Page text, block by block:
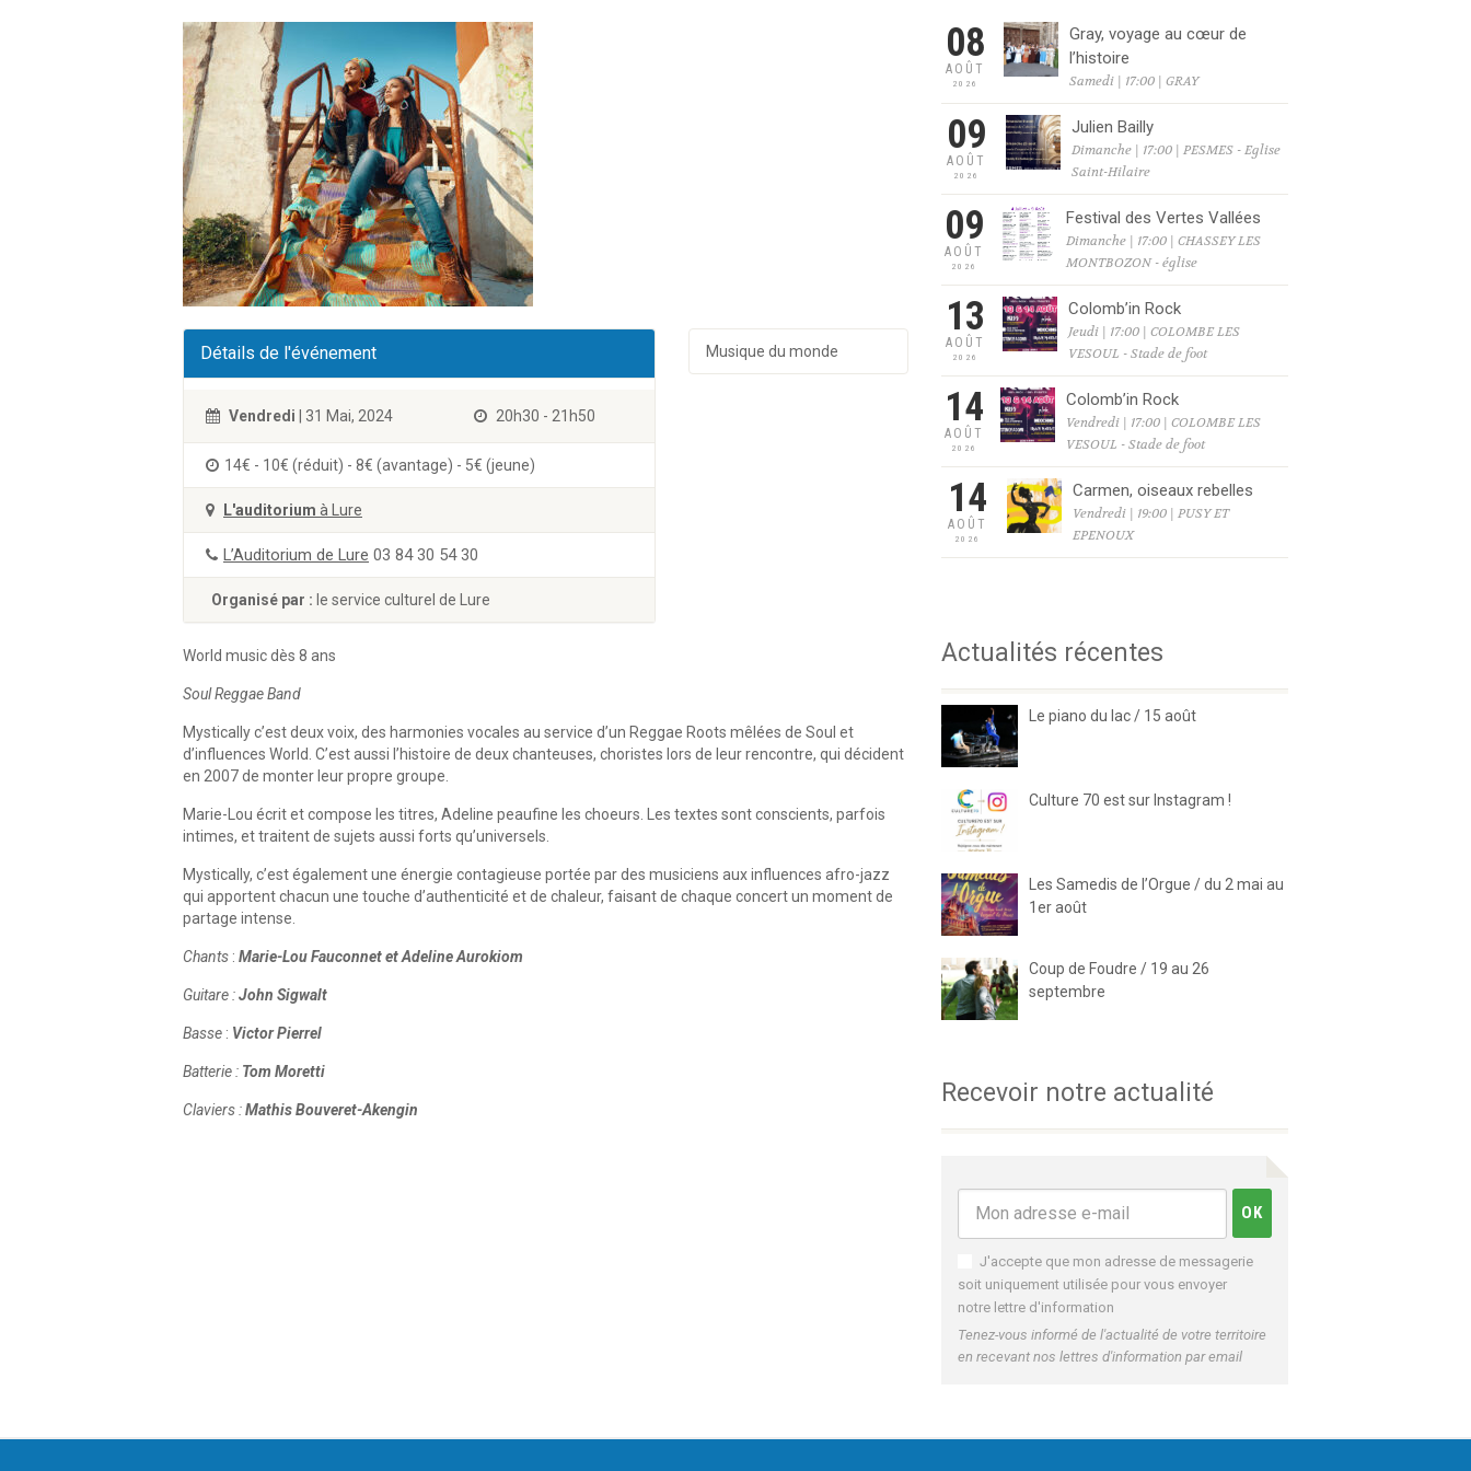
Détails de l'événement
Vendredi | 31 Mai, 2024 20h30 - 21h50
14€ - 10€ (réduit) - 8€ (avantage) - 5€ (jeune)
L'auditorium à Lure
L’Auditorium de Lure 03 84 30 54 30
Organisé par : le service culturel de Lure
Musique du monde
World music dès 8 ans
Soul Reggae Band
Mystically c’est deux voix, des harmonies vocales au service d’un Reggae Roots mêlées de Soul et
d’influences World. C’est aussi l’histoire de deux chanteuses, choristes lors de leur rencontre, qui décident
en 2007 de monter leur propre groupe.
Marie-Lou écrit et compose les titres, Adeline peaufine les choeurs. Les textes sont conscients, parfois
intimes, et traitent de sujets aussi forts qu’universels.
Mystically, c’est également une énergie contagieuse portée par des musiciens aux influences afro-jazz
qui apportent chacun une touche d’authenticité et de chaleur, faisant de chaque concert un moment de
partage intense.
Chants : Marie-Lou Fauconnet et Adeline Aurokiom
Guitare :John Sigwalt
Basse : Victor Pierrel
Batterie : Tom Moretti
Claviers :Mathis Bouveret-Akengin
08
AOÛT
2026
Gray, voyage au cœur de
l’histoire
Samedi | 17:00 | GRAY
09
AOÛT
2026
Julien Bailly
Dimanche | 17:00 | PESMES - Eglise
Saint-Hilaire
09
AOÛT
2026
Festival des Vertes Vallées
Dimanche | 17:00 | CHASSEY LES
MONTBOZON - église
13
AOÛT
2026
Colomb’in Rock
Jeudi | 17:00 | COLOMBE LES
VESOUL - Stade de foot
14
AOÛT
2026
Colomb’in Rock
Vendredi | 17:00 | COLOMBE LES
VESOUL - Stade de foot
14
AOÛT
2026
Carmen, oiseaux rebelles
Vendredi | 19:00 | PUSY ET
EPENOUX
Actualités récentes
Le piano du lac / 15 août
Culture 70 est sur Instagram !
Les Samedis de l’Orgue / du 2 mai au
1er août
Coup de Foudre / 19 au 26
septembre
Recevoir notre actualité
J'accepte que mon adresse de messagerie
soit uniquement utilisée pour vous envoyer
notre lettre d'information
Tenez-vous informé de l'actualité de votre territoire
en recevant nos lettres d'information par email